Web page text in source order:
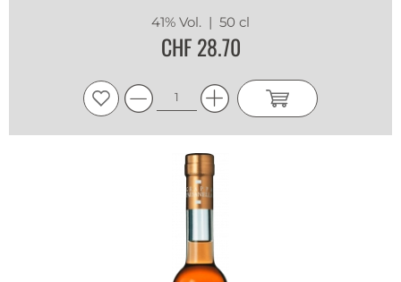
41% Vol. | 50 cl
CHF 28.70